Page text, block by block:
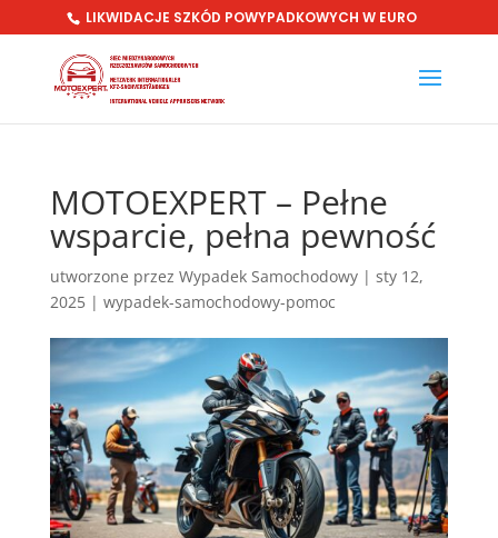
LIKWIDACJE SZKÓD POWYPADKOWYCH W EURO
MOTOEXPERT – Pełne
wsparcie, pełna pewność
utworzone przez Wypadek Samochodowy| sty 12,
2025| wypadek-samochodowy-pomoc